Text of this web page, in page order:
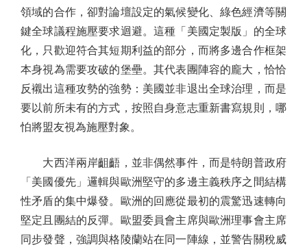
領域的合作，卻對論壇設定的氣候變化、綠色經濟等關
鍵全球議程施壓要求迴避。這種「美國定製版」的全球
化，只歡迎符合其短期利益的部分，而將多邊合作框架
本身視為需要攻破的堡壘。其代表團陣容的龐大，恰恰
反襯出這種攻勢的強勢：美國並非退出全球治理，而是
要以前所未有的方式，按照自身意志重新書寫規則，哪
怕將盟友視為施壓對象。
大西洋兩岸齟齬，並非偶然事件，而是特朗普政府
「美國優先」邏輯與歐洲堅守的多邊主義秩序之間結構
性矛盾的集中爆發。歐洲的回應從最初的震驚迅速轉向
堅定且團結的反彈。歐盟委員會主席與歐洲理事會主席
同步發聲，強調與格陵蘭站在同一陣線，並警告關稅威